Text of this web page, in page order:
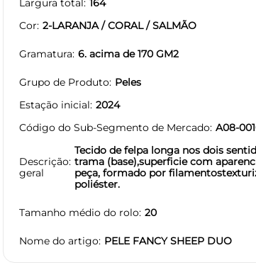
Largura total 164
Cor 2-LARANJA / CORAL / SALMÃO
Gramatura 6. acima de 170 GM2
Grupo de Produto Peles
Estação inicial 2024
Código do Sub-Segmento de Mercado A08-
Descrição
geral
Tecido de felpa longa nos dois
trama (base),superficie com
peça, formado por
poliéster.
Tamanho médio do rolo 20
Nome do artigo PELE FANCY SHEEP DUO